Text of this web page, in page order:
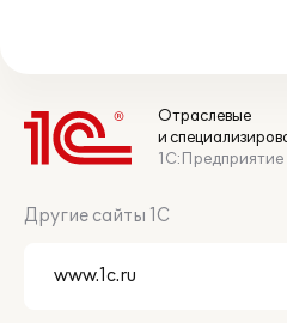
Отраслевые
и
1С:Предприятие
Другие сайты 1С